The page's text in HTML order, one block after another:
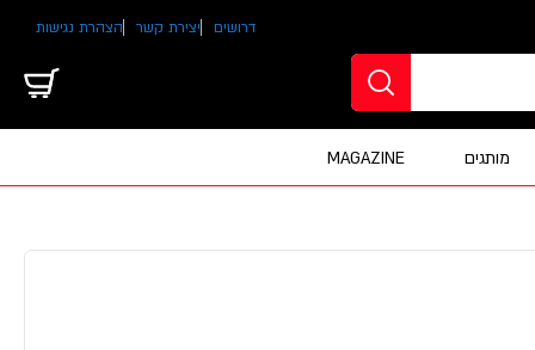
דרושים יצירת קשר הצהרת נגישות
מותגים MAGAZINE